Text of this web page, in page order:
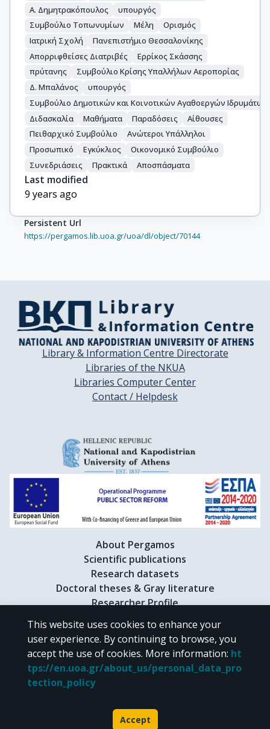
Α. Δημητρακόπουλος
υπουργός
Συμβούλιο Τοπωνυμίων
Μέλη
Ορισμός
Ιατρική Σχολή
Πανεπιστήμιο Θεσσαλονίκης
Απορριφθείσες Διατριβές
Ερρίκος Σκάσσης
πρύτανης
Συμβούλιο Κρίσης Υπαλλήλων Αεροπορίας
Δ. Μπαλάνος
υπουργός
Συμβούλιο Δημοτικών και Κοινοτικών Αγαθοεργών Ιδρυμάτων
Διδασκαλία
Μαθήματα Παραδόσεις
Αίθουσες
Πειθαρχικό Συμβούλιο
Ανώτεροι Υπάλληλοι
Προσωπικό
Εγκύκλιος
Οικονομικό Συμβούλιο
Συνεδριάσεις
Πρακτικά Αποσπάσματα
Last modified
9 years ago
Persistent Url
https://pergamos.lib.uoa.gr/uoa/dl/object/70144
Library & Information Centre Directorate
Libraries of the NKUA
Libraries Computer Center
Contact / Helpdesk
About Pergamos
Scientific publications
Research datasets
Doctoral theses & Gray literature
Researcher Profile
CC BY-NC 4.0
Unless otherwise noted, the material of "Pergamos" is provided under
the terms of
CC BY-NC 4.0
Powered by
This website uses cookies to enhance your
user experience. By continuing to browse, you
accept the use of cookies. More information: ht
tps://en.uoa.gr/about_us/personal_data_pro
tection_policy
Accept